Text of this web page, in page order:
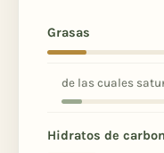
Grasas
de las cuales
Hidratos de